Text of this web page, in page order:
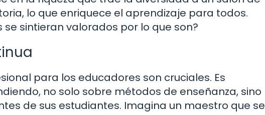
lo que enriquece el aprendizaje para todos.
sintieran valorados por lo que son?
para los educadores son cruciales. Es
no solo sobre métodos de enseñanza, sino
de sus estudiantes. Imagina un maestro que se